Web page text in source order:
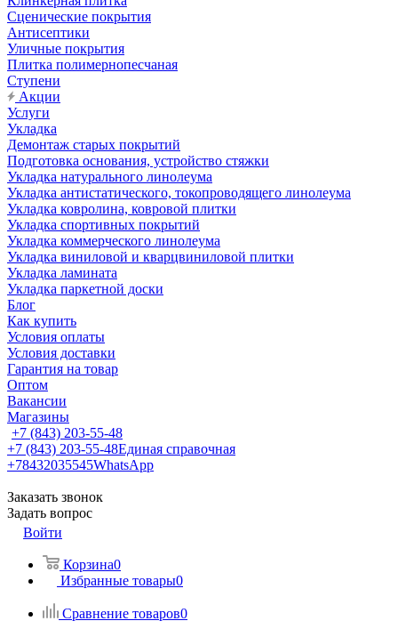
Сценические покрытия
Антисептики
Уличные покрытия
Плитка полимернопесчаная
Ступени
Акции
Услуги
Укладка
Демонтаж старых покрытий
Подготовка основания, устройство стяжки
Укладка натурального линолеума
Укладка антистатического, токопроводящего линолеума
Укладка ковролина, ковровой плитки
Укладка спортивных покрытий
Укладка коммерческого линолеума
Укладка виниловой и кварцвиниловой плитки
Укладка ламината
Укладка паркетной доски
Блог
Как купить
Условия оплаты
Условия доставки
Гарантия на товар
Оптом
Вакансии
Магазины
+7 (843) 203-55-48
+7 (843) 203-55-48Единая справочная
+78432035545WhatsApp
Заказать звонок
Задать вопрос
Войти
Корзина0
Избранные товары0
Сравнение товаров0